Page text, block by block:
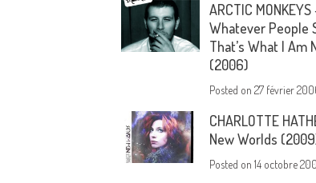
ARCTIC MONKEYS
Whatever People
That’s What I Am
(2006)
Posted on27 février
CHARLOTTE
New Worlds
Posted on14 octobre